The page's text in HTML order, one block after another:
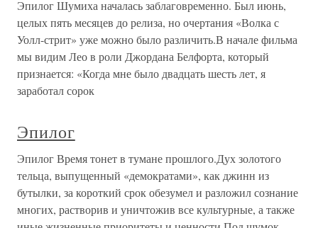
Эпилог Шумиха началась заблаговременно. Был июнь,
целых пять месяцев до релиза, но очертания «Волка с
Уолл-стрит» уже можно было различить.В начале фильма
мы видим Лео в роли Джордана Белфорта, который
признается: «Когда мне было двадцать шесть лет, я
заработал сорок
Эпилог
Эпилог Время тонет в тумане прошлого.Дух золотого
тельца, выпущенный «демократами», как джинн из
бутылки, за короткий срок обезумел и разложил сознание
многих, растворив и уничтожив все культурные, а также